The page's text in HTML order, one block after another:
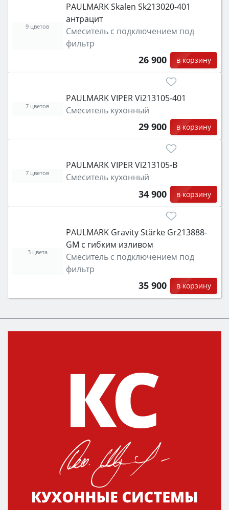
PAULMARK Skalen Sk213020-401
антрацит
Смеситель с подключением под
фильтр
26 900 в корзину
9 цветов
PAULMARK VIPER Vi213105-401
Смеситель кухонный
29 900 в корзину
7 цветов
PAULMARK VIPER Vi213105-B
Смеситель кухонный
34 900 в корзину
7 цветов
PAULMARK Gravity Stärke Gr213888-
GM с гибким изливом
Смеситель с подключением под
фильтр
35 900 в корзину
3 цвета